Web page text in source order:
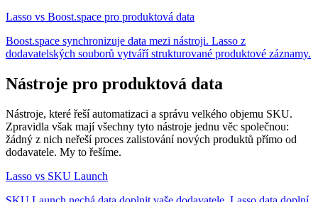
Lasso vs Boost.space pro produktová data
Boost.space synchronizuje data mezi nástroji. Lasso z
dodavatelských souborů vytváří strukturované produktové záznamy.
Nástroje pro produktová data
Nástroje, které řeší automatizaci a správu velkého objemu SKU.
Zpravidla však mají všechny tyto nástroje jednu věc společnou:
žádný z nich neřeší proces zalistování nových produktů přímo od
dodavatele. My to řešíme.
Lasso vs SKU Launch